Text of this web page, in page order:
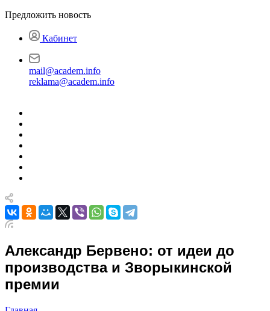
Предложить новость
Кабинет
mail@academ.info
reklama@academ.info
Александр Бервено: от идеи до
производства и Зворыкинской
премии